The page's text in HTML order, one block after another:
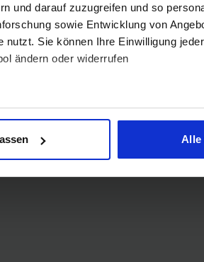
und darauf zuzugreifen und so
sowie Entwicklung von
Sie können Ihre Einwilligung
ändern oder widerrufen
bis auf einige Meter genau sein
werden, und legen Sie Ihre
weiter. Unsere Partner führen
bereitgestellt haben oder die sie im
Alle
Chance, bei unserem Gewinnspiel einen
den Zusammenbau, die Spiele-